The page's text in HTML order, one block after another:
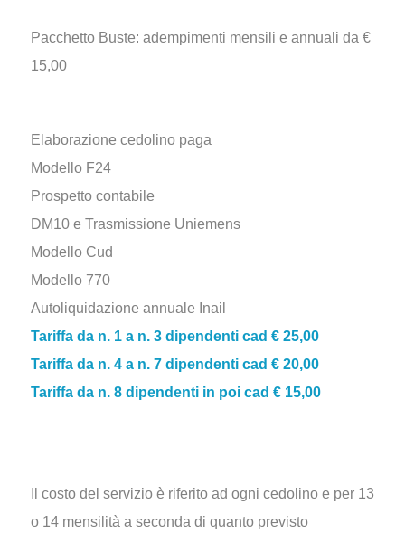
Pacchetto Buste: adempimenti mensili e annuali da €
15,00
Elaborazione cedolino paga
Modello F24
Prospetto contabile
DM10 e Trasmissione Uniemens
Modello Cud
Modello 770
Autoliquidazione annuale Inail
Tariffa da n. 1 a n. 3 dipendenti cad € 25,00
Tariffa da n. 4 a n. 7 dipendenti cad € 20,00
Tariffa da n. 8 dipendenti in poi cad € 15,00
Il costo del servizio è riferito ad ogni cedolino e per 13
o 14 mensilità a seconda di quanto previsto